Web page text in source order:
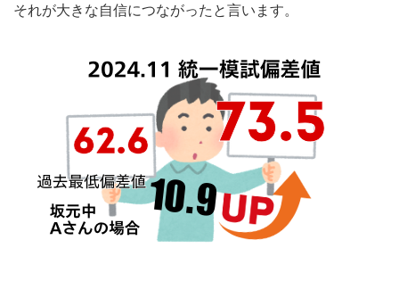
それが大きな自信につながったと言います。